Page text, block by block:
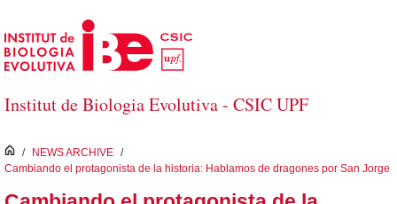
Saltar al contenido principal
Institut de Biologia Evolutiva - CSIC UPF
inici
/ NEWS ARCHIVE /
Cambiando el protagonista de la historia: Hablamos de dragones por San Jorge